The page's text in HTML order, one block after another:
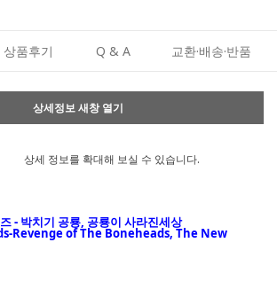
상품후기 Q & A 교환·배송·반품
상세정보 새창 열기
상세 정보를 확대해 보실 수 있습니다.
- 박치기 공룡, 공룡이 사라진세상
Revenge of The Boneheads, The New